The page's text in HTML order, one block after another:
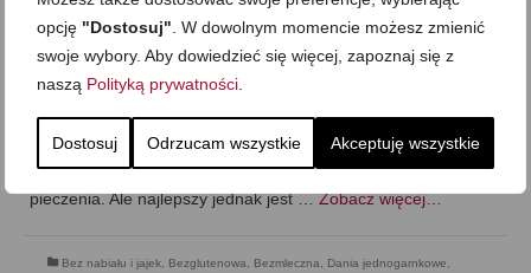
opcję "Dostosuj" . W dowolnym momencie możesz zmienić
swoje wybory. Aby dowiedzieć się więcej, zapoznaj się z
naszą Polityką prywatności
Dostosuj Odrzucam wszystkie Akceptuję wszystkie
Karkówka z majerankiem (szynkowar)
on16 PAŹDZIERNIKA 2015 z60 KOMENTARZY
Karkówka z majerankiem, na zimno, pachnąca przyprawami…
Dzisiaj zatem domowa wędlina (a właściwie mięso na zimno na
kanapki itp.), którą przy odrobinie zaparcia i dobrej woli można
zrobić w szczelnie i mocno zawiniętym/zamkniętym rękawie do
pieczenia. Ale najlepszy jednak jest …Zobacz więcej…
Bez nabiału i jajek Bezglutenowa Bezmleczna Dania jednogarnkowe